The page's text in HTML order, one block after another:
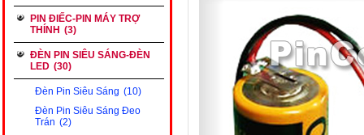
PIN ĐIẾC-PIN MÁY TRỢ
THÍNH (3)
ĐÈN PIN SIÊU SÁNG-ĐÈN
LED (30)
Đèn Pin Siêu Sáng (10)
Đèn Pin Siêu Sáng Đeo
Trán (2)